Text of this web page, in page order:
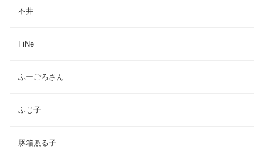
不井
FiNe
ふーごろさん
ふじ子
豚箱ゑる子